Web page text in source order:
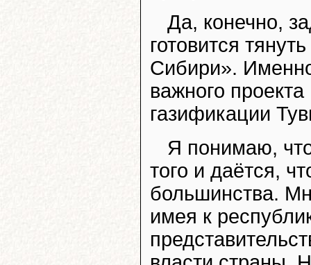
Да, конечно,
готовится
Сибири». Именно
важного
газификации
Я понимаю,
того и даётся,
большинства.
имея к